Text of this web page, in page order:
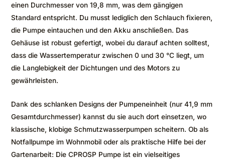
einen Durchmesser von 19,8 mm, was dem gängigen
Standard entspricht. Du musst lediglich den Schlauch fixieren,
die Pumpe eintauchen und den Akku anschließen. Das
Gehäuse ist robust gefertigt, wobei du darauf achten solltest,
dass die Wassertemperatur zwischen 0 und 30 °C liegt, um
die Langlebigkeit der Dichtungen und des Motors zu
gewährleisten.
Dank des schlanken Designs der Pumpeneinheit (nur 41,9 mm
Gesamtdurchmesser) kannst du sie auch dort einsetzen, wo
klassische, klobige Schmutzwasserpumpen scheitern. Ob als
Notfallpumpe im Wohnmobil oder als praktische Hilfe bei der
Gartenarbeit: Die CPROSP Pumpe ist ein vielseitiges